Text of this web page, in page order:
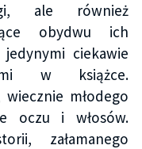
ale również
obydwu ich
ciekawie
w książce.
młodego
oczu i włosów.
załamanego